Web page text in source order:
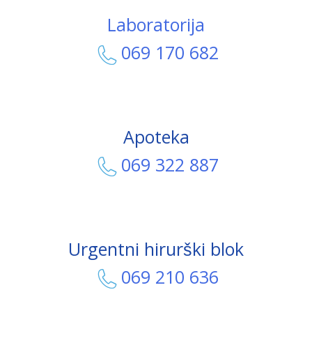
Laboratorija
069 170 682
Apoteka
069 322 887
Urgentni hirurški blok
069 210 636